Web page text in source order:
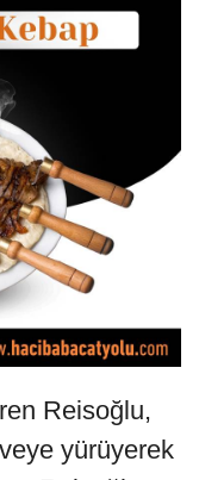
Reisoğlu,
yürüyerek